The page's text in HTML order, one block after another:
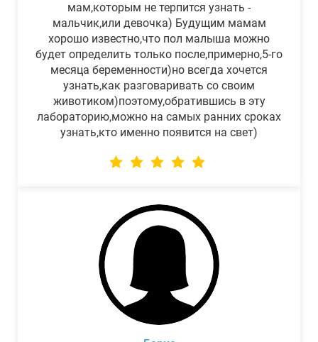
мам,которым не терпится узнать -
мальчик,или девочка) Будущим мамам
хорошо известно,что пол малыша можно
будет определить только после,примерно,5-го
месяца беременности)но всегда хочется
узнать,как разговаривать со своим
животиком)поэтому,обратившись в эту
лабораторию,можно на самых ранних сроках
узнать,кто именно появится на свет)